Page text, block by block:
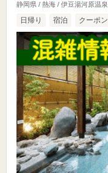
静岡県 / 熱海 / 伊豆湯河原温泉
日帰り 宿泊 クーポン